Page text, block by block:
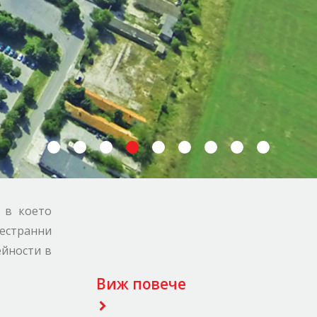
в което
в
Виж повече